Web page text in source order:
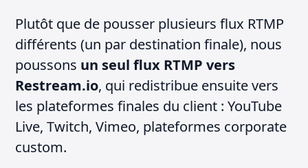
Plutôt que de pousser plusieurs flux RTMP
différents (un par destination finale), nous
poussons un seul flux RTMP vers
Restream.io, qui redistribue ensuite vers
les plateformes finales du client : YouTube
Live, Twitch, Vimeo, plateformes corporate
custom.